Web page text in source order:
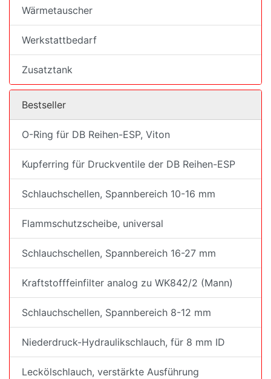
Wärmetauscher
Werkstattbedarf
Zusatztank
Bestseller
O-Ring für DB Reihen-ESP, Viton
Kupferring für Druckventile der DB Reihen-ESP
Schlauchschellen, Spannbereich 10-16 mm
Flammschutzscheibe, universal
Schlauchschellen, Spannbereich 16-27 mm
Kraftstofffeinfilter analog zu WK842/2 (Mann)
Schlauchschellen, Spannbereich 8-12 mm
Niederdruck-Hydraulikschlauch, für 8 mm ID
Leckölschlauch, verstärkte Ausführung